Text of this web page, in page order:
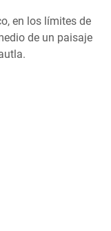
en los límites de
de un paisaje